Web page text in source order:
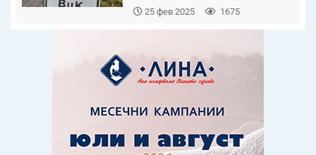
25 фев 2025 1675